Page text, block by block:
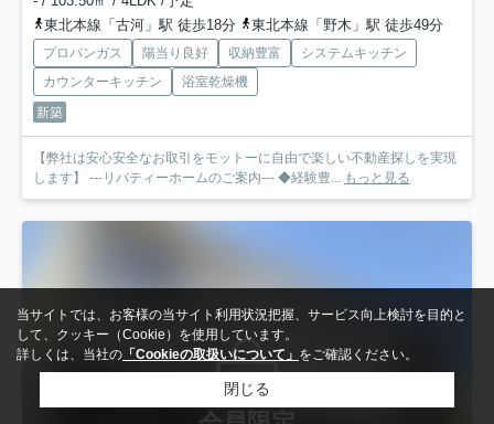
東北本線「古河」駅 徒歩18分
東北本線「野木」駅 徒歩49分
プロパンガス 陽当り良好 収納豊富
システムキッチン
カウンターキッチン
浴室乾燥機
新築
【弊社は安心安全なお取引をモットーに自由で楽しい不動産探しを実現
します】 ---リバティーホームのご案内--- ◆経験豊...
もっと見る
当サイトでは、お客様の当サイト利用状況把握、サービス向上検討を目的と
して、クッキー（Cookie）を使用しています。
詳しくは、当社の 「Cookieの取扱いについて」 をご確認ください。
閉じる